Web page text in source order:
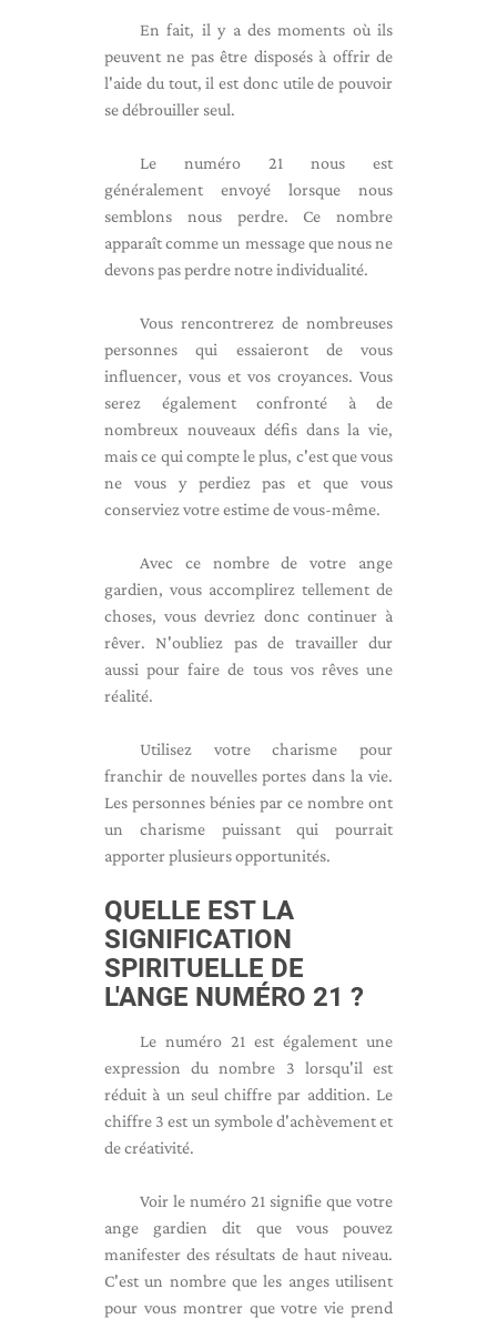
En fait, il y a des moments où ils
peuvent ne pas être disposés à offrir de
l'aide du tout, il est donc utile de pouvoir
se débrouiller seul.
Le numéro 21 nous est
généralement envoyé lorsque nous
semblons nous perdre. Ce nombre
apparaît comme un message que nous ne
devons pas perdre notre individualité.
Vous rencontrerez de nombreuses
personnes qui essaieront de vous
influencer, vous et vos croyances. Vous
serez également confronté à de
nombreux nouveaux défis dans la vie,
mais ce qui compte le plus, c'est que vous
ne vous y perdiez pas et que vous
conserviez votre estime de vous-même.
Avec ce nombre de votre ange
gardien, vous accomplirez tellement de
choses, vous devriez donc continuer à
rêver. N'oubliez pas de travailler dur
aussi pour faire de tous vos rêves une
réalité.
Utilisez votre charisme pour
franchir de nouvelles portes dans la vie.
Les personnes bénies par ce nombre ont
un charisme puissant qui pourrait
apporter plusieurs opportunités.
QUELLE EST LA
SIGNIFICATION
SPIRITUELLE DE
L'ANGE NUMÉRO 21 ?
Le numéro 21 est également une
expression du nombre 3 lorsqu'il est
réduit à un seul chiffre par addition. Le
chiffre 3 est un symbole d'achèvement et
de créativité.
Voir le numéro 21 signifie que votre
ange gardien dit que vous pouvez
manifester des résultats de haut niveau.
C'est un nombre que les anges utilisent
pour vous montrer que votre vie prend